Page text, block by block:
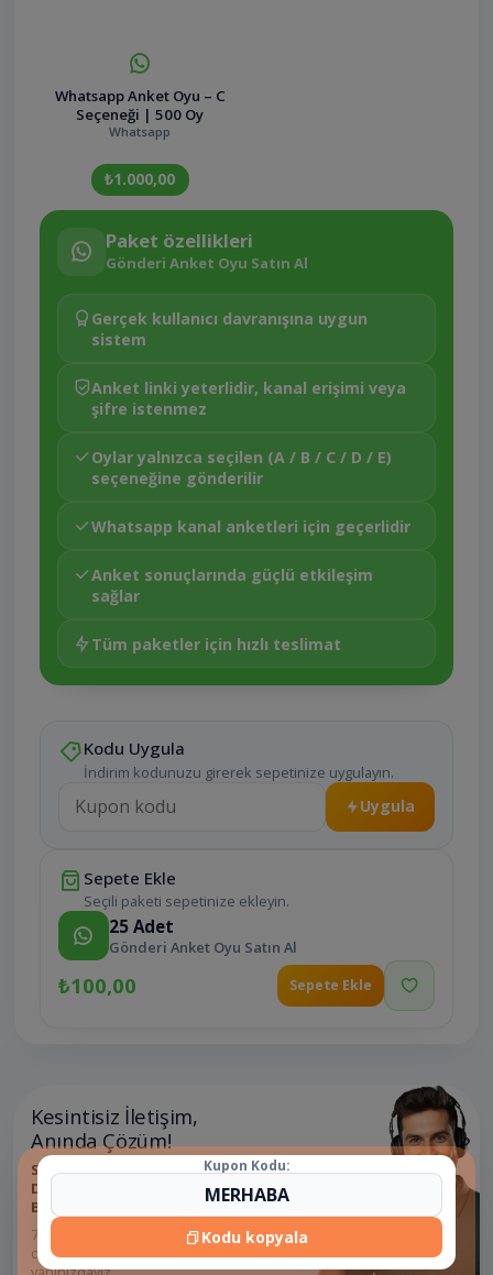
Whatsapp Anket Oyu – C
Seçeneği | 500 Oy
Whatsapp
₺1.000,00
Paket özellikleri
Gönderi Anket Oyu Satın Al
Gerçek kullanıcı davranışına uygun
sistem
Anket linki yeterlidir, kanal erişimi veya
şifre istenmez
Oylar yalnızca seçilen (A / B / C / D / E)
seçeneğine gönderilir
Whatsapp kanal anketleri için geçerlidir
Anket sonuçlarında güçlü etkileşim
sağlar
Tüm paketler için hızlı teslimat
Kodu Uygula
İndirim kodunuzu girerek sepetinize uygulayın.
Uygula
Sepete Ekle
Seçili paketi sepetinize ekleyin.
25Adet
Gönderi Anket Oyu Satın Al
₺100,00 Sepete Ekle
Kesintisiz İletişim,
Anında Çözüm!
Sosyal Medyada Zaman
Değerlidir; Sorularınız
Beklemeye Gelmez.
7/24 destek ekibimizle ihtiyaç
duyduğunuz her an
Kupon Kodu:
Kodu kopyala